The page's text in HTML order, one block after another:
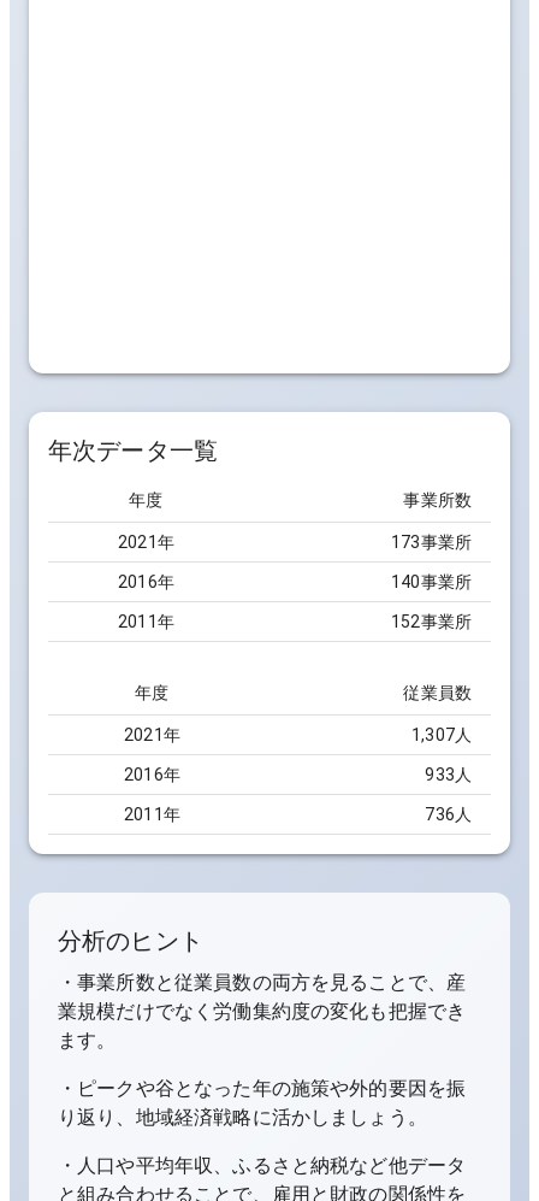
年次データ一覧
年度 事業所数
2021年 173事業所
2016年 140事業所
2011年 152事業所
年度 従業員数
2021年 1,307人
2016年 933人
2011年 736人
分析のヒント
・事業所数と従業員数の両方を見ることで、産
業規模だけでなく労働集約度の変化も把握でき
ます。
・ピークや谷となった年の施策や外的要因を振
り返り、地域経済戦略に活かしましょう。
・人口や平均年収、ふるさと納税など他データ
と組み合わせることで、雇用と財政の関係性を